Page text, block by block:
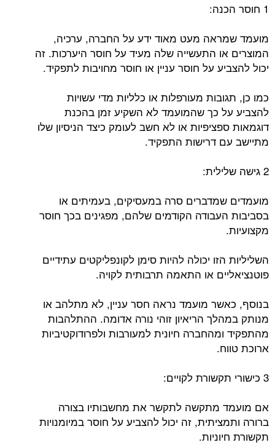
1 חוסר הכנה:
מועמד שמראה מעט מאוד ידע על החברה, ערכיה,
המוצרים או התעשייה שלה מעיד על חוסר היערכות. זה
יכול להצביע על חוסר עניין או חוסר מחויבות לתפקיד.
כמו כן, תגובות מעורפלות או כלליות מדי עשויות
להצביע על כך שהמועמד לא השקיע זמן בהכנת
דוגמאות ספציפיות או לא חשב לעומק כיצד הניסיון שלו
מתיישב עם דרישות התפקיד.
2 גישה שלילית:
מועמדים שמדברים סרה במעסיקים, בעמיתים או
בסביבות העבודה הקודמים שלהם, מפגינים בכך חוסר
מקצועיות.
השליליות הזו יכולה להיות סימן לקונפליקטים עתידיים
פוטנציאליים או התאמה תרבותית לקויה.
בנוסף, כאשר מועמד נראה חסר עניין, לא מתלהב או
מנותק במהלך הריאיון זוהי נורה אדומה. ההתלהבות
מהתפקיד ומהחברה חיונית למעורבות ולפרודוקטיביות
ארוכת טווח.
3 כישורי תקשורת לקויים:
אם מועמד מתקשה לתקשר את מחשבותיו בצורה
ברורה ותמציתית, זה יכול להצביע על חוסר במיומנויות
תקשורת חיוניות.